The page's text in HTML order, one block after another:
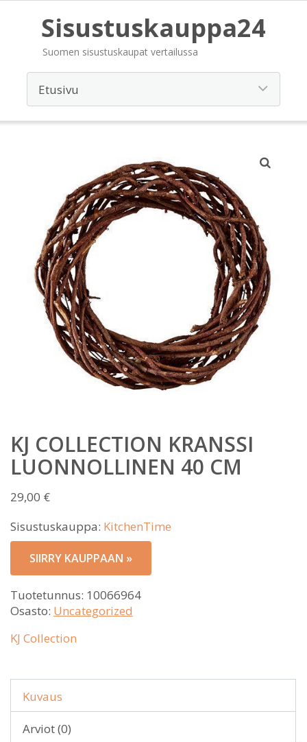
Sisustuskauppa24
Suomen sisustuskaupat vertailussa
KJ COLLECTION KRANSSI
LUONNOLLINEN 40 CM
29,00 €
Sisustuskauppa: KitchenTime
SIIRRY KAUPPAAN »
Tuotetunnus: 10066964
Osasto: Uncategorized
KJ Collection
Kuvaus
Arviot (0)